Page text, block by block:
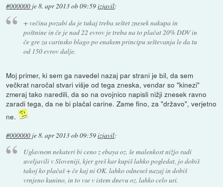
#000000 je8. apr 2013 ob 09:59izjavil:
+ večina pozabi da je tukaj treba seštet znesek nakupa in
poštnine in če je nad 22 evrov je treba na to plačat 20% DDV in
če gre za carinsko blago po enakem principu seštevanja le da tu
od 150 evrov dalje.
Moj primer, ki sem ga navedel nazaj par strani je bil, da sem
večkrat naročal stvari višje od tega zneska, vendar so "kinezi"
zmeraj tako naredili, da so na ovojnico napisli nižji znesek ravno
zaradi tega, da ne bi plačal carine. Zame fino, za "državo", verjetno
ne.
#000000 je8. apr 2013 ob 09:59izjavil:
Uglavnem nekateri bi ceno z ebaya oz. še malenkost nižjo radi
uveljavili v Sloveniji, kjer greš kar kupiš lahko pogledat, jo dobiš
takoj ko plačaš + če kaj ni OK. lahko odneseš nazaj in dobiš
vrnjeno kunino, in to vse v istem dnevu oz. lahko celo uri.